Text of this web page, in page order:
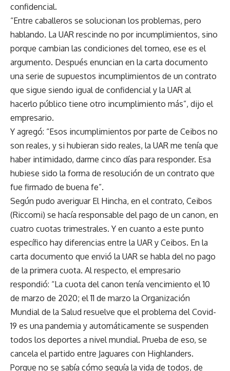
confidencial.
“Entre caballeros se solucionan los problemas, pero
hablando. La UAR rescinde no por incumplimientos, sino
porque cambian las condiciones del torneo, ese es el
argumento. Después enuncian en la carta documento
una serie de supuestos incumplimientos de un contrato
que sigue siendo igual de confidencial y la UAR al
hacerlo público tiene otro incumplimiento más”, dijo el
empresario.
Y agregó: “Esos incumplimientos por parte de Ceibos no
son reales, y si hubieran sido reales, la UAR me tenía que
haber intimidado, darme cinco días para responder. Esa
hubiese sido la forma de resolución de un contrato que
fue firmado de buena fe”.
Según pudo averiguar El Hincha, en el contrato, Ceibos
(Riccomi) se hacía responsable del pago de un canon, en
cuatro cuotas trimestrales. Y en cuanto a este punto
específico hay diferencias entre la UAR y Ceibos. En la
carta documento que envió la UAR se habla del no pago
de la primera cuota. Al respecto, el empresario
respondió: “La cuota del canon tenía vencimiento el 10
de marzo de 2020; el 11 de marzo la Organización
Mundial de la Salud resuelve que el problema del Covid-
19 es una pandemia y automáticamente se suspenden
todos los deportes a nivel mundial. Prueba de eso, se
cancela el partido entre Jaguares con Highlanders.
Porque no se sabía cómo seguía la vida de todos, de